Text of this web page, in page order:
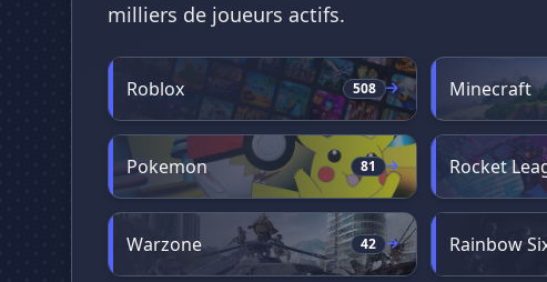
milliers de joueurs actifs.
Roblox 508 Minecraft
Pokemon 81 Rocket
Warzone 42 Rainbow